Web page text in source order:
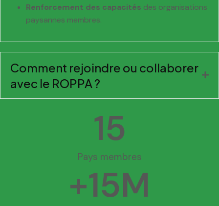
Renforcement des capacités des organisations
paysannes membres.
Comment rejoindre ou collaborer
avec le ROPPA ?
Pays membres
15
+15M